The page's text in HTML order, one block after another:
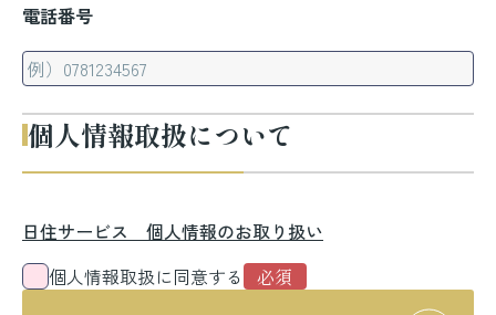
電話番号
個人情報取扱について
日住サービス 個人情報のお取り扱い
個人情報取扱に同意する